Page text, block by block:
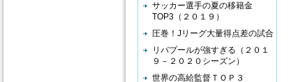
サッカー選手の夏の移籍金
TOP3（２０１９）
圧巻！Jリーグ大量得点差の試合
リバプールが強すぎる（２０１
９－２０２０シーズン）
世界の高給監督ＴＯＰ３